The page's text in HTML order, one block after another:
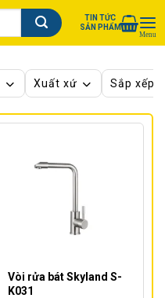
TIN TỨC
SẢN PHẨM
Xuất xứ Sắp xếp
Vòi rửa bát Skyland S-
K031